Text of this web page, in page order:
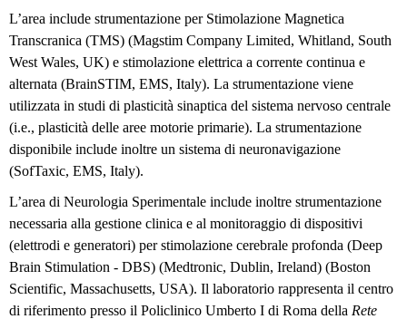
L’area include strumentazione per Stimolazione Magnetica
Transcranica (TMS) (Magstim Company Limited, Whitland, South
West Wales, UK) e stimolazione elettrica a corrente continua e
alternata (BrainSTIM, EMS, Italy). La strumentazione viene
utilizzata in studi di plasticità sinaptica del sistema nervoso centrale
(i.e., plasticità delle aree motorie primarie). La strumentazione
disponibile include inoltre un sistema di neuronavigazione
(SofTaxic, EMS, Italy).
L’area di Neurologia Sperimentale include inoltre strumentazione
necessaria alla gestione clinica e al monitoraggio di dispositivi
(elettrodi e generatori) per stimolazione cerebrale profonda (Deep
Brain Stimulation - DBS) (Medtronic, Dublin, Ireland) (Boston
Scientific, Massachusetts, USA). Il laboratorio rappresenta il centro
di riferimento presso il Policlinico Umberto I di Roma della Rete